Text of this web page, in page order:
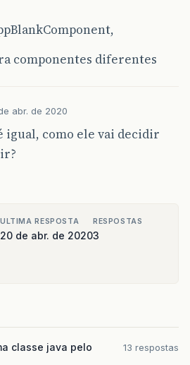
componentes diferentes
abr. de 2020
igual, como ele vai decidir
ULTIMA RESPOSTA
20 de abr. de 2020
RESPOSTAS
3
classe java pelo
13 respostas